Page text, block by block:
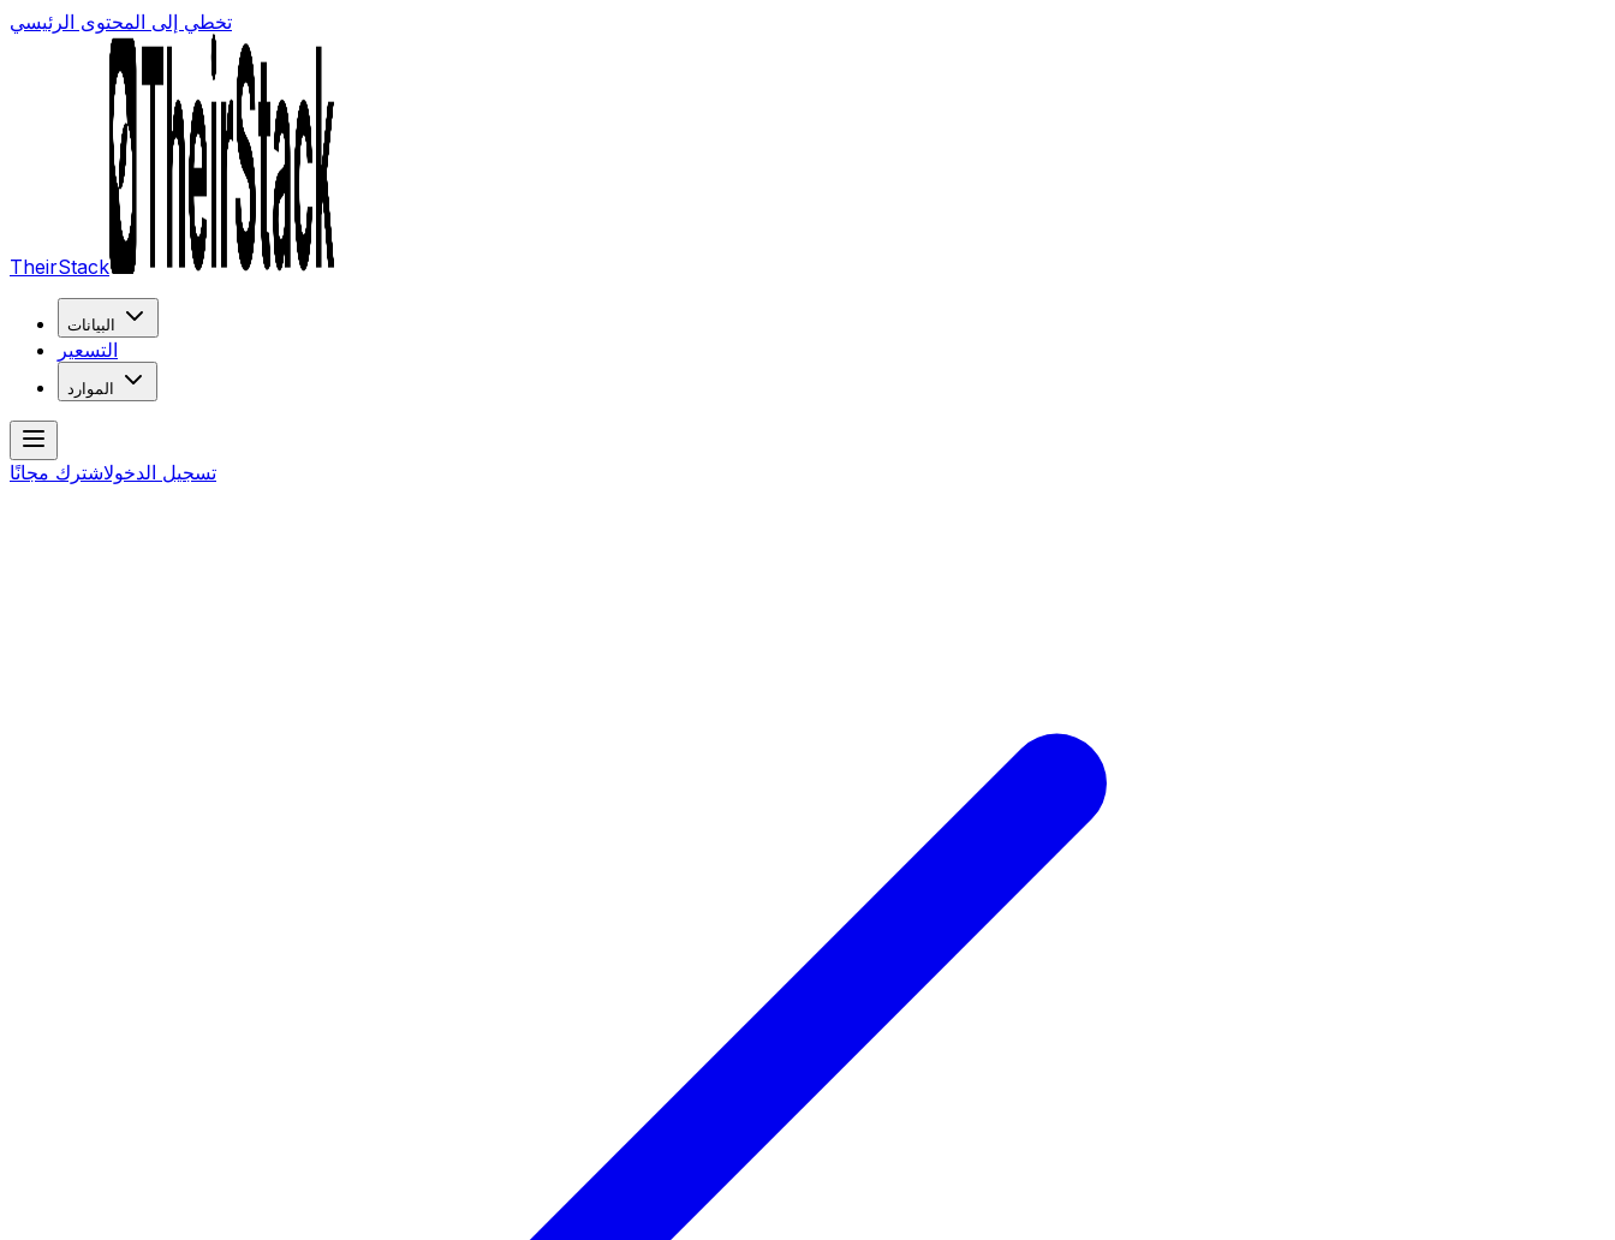
تخطي إلى المحتوى الرئيسي
TheirStack
البيانات
التسعير
الموارد
تسجيل الدخولاشترك مجانًا